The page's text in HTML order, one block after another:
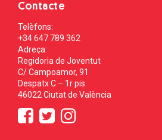
Contacte
Telèfons:
+34 647 789 362
Adreça:
Regidoria de Joventut
C/ Campoamor, 91
Despatx C – 1r pis
46022 Ciutat de València